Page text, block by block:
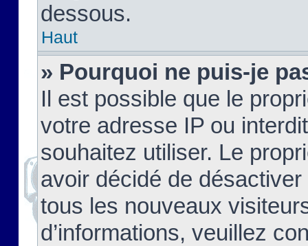
dessous.
Haut
» Pourquoi ne puis-je
Il est possible que le
votre adresse IP ou
souhaitez utiliser. Le
avoir décidé de
tous les nouveaux
d’informations, veuillez